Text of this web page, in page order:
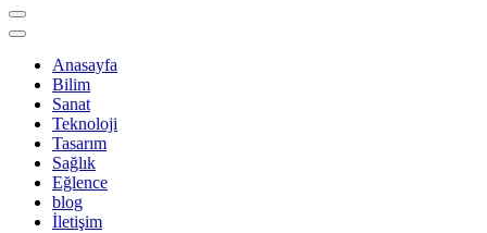
Anasayfa
Bilim
Sanat
Teknoloji
Tasarım
Sağlık
Eğlence
blog
İletişim